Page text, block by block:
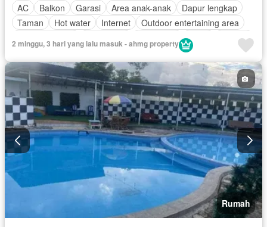
AC
Balkon Garasi Area anak-anak
Dapur lengkap
Taman
Hot water Internet
Outdoor entertaining area
Teras
Televisi
Tanpa perabotan
2 minggu, 3 hari yang lalu masuk - ahmg property
Rumah